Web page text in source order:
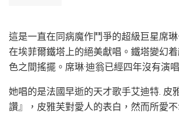
這是一直在同病魔作鬥爭的超級巨星席琳
在埃菲爾鐵塔上的絕美獻唱。鐵塔變幻
色之間搖擺。席琳·迪翁已經四年沒有演
她唱的是法國早逝的天才歌手艾迪特. 皮
讚』，皮雅芙對愛人的表白，然而所愛不